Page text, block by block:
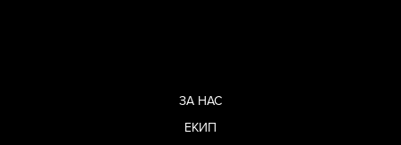
ЗА НАС
ЕКИП